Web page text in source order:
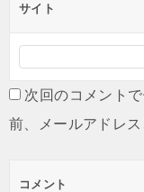
サイト
次回のコメント
前、メールアドレス
コメント